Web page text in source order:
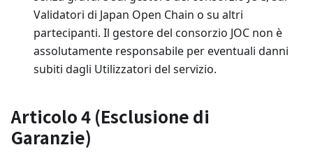
Validatori di Japan Open Chain o su altri
partecipanti. Il gestore del consorzio JOC non è
assolutamente responsabile per eventuali danni
subiti dagli Utilizzatori del servizio.
Articolo 4 (Esclusione di
Garanzie)